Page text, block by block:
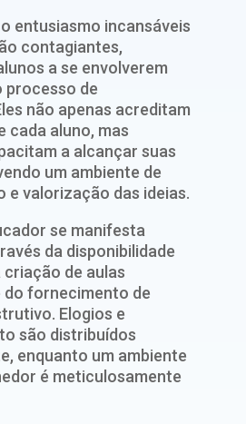
entusiasmo incansáveis
contagiantes,
a se envolverem
processo de
não apenas acreditam
cada aluno, mas
a alcançar suas
um ambiente de
e valorização das ideias.
se manifesta
da disponibilidade
criação de aulas
do fornecimento de
Elogios e
são distribuídos
enquanto um ambiente
é meticulosamente